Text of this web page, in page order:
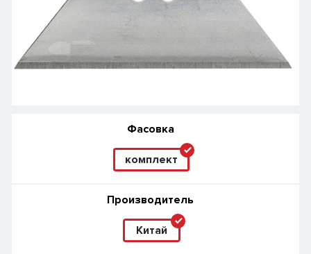
Фасовка
комплект
Производитель
Китай